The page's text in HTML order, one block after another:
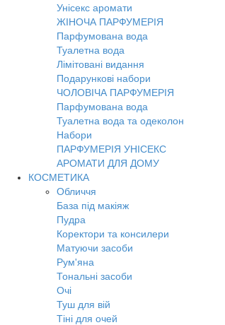
Унісекс аромати
ЖІНОЧА ПАРФУМЕРІЯ
Парфумована вода
Туалетна вода
Лімітовані видання
Подарункові набори
ЧОЛОВІЧА ПАРФУМЕРІЯ
Парфумована вода
Туалетна вода та одеколон
Набори
ПАРФУМЕРІЯ УНІСЕКС
АРОМАТИ ДЛЯ ДОМУ
КОСМЕТИКА
Обличчя
База під макіяж
Пудра
Коректори та консилери
Матуючи засоби
Рум'яна
Тональні засоби
Очі
Туш для вій
Тіні для очей